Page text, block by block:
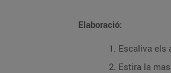
Elaboració:
Escaliva els
Estira la